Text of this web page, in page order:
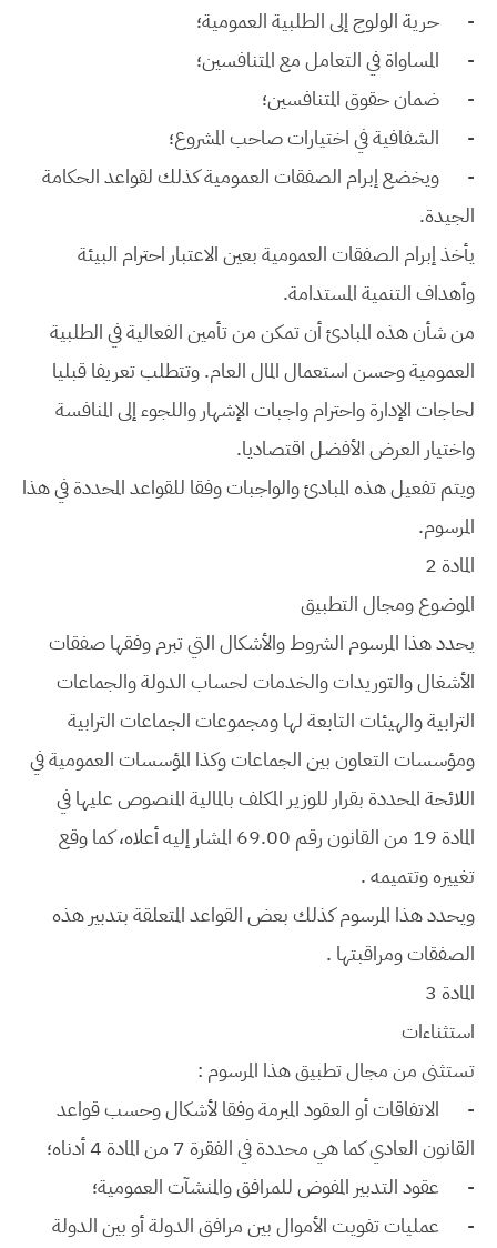
-
حرية الولوج إلى الطلبية العمومية؛
-
المساواة في التعامل مع المتنافسين؛
-
ضمان حقوق المتنافسين؛
-
الشفافية في اختيارات صاحب المشروع؛
-
ويخضع إبرام الصفقات العمومية كذلك لقواعد الحكامة
الجيدة.
يأخذ إبرام الصفقات العمومية بعين الاعتبار احترام البيئة
وأهداف التنمية المستدامة.
من شأن هذه المبادئ أن تمكن من تأمين الفعالية في الطلبية
العمومية وحسن استعمال المال العام. وتتطلب تعريفا قبليا
لحاجات الإدارة واحترام واجبات الإشهار واللجوء إلى المنافسة
واختيار العرض الأفضل اقتصاديا.
ويتم تفعيل هذه المبادئ والواجبات وفقا للقواعد المحددة في هذا
المرسوم.
المادة 2
الموضوع ومجال التطبيق
يحدد هذا المرسوم الشروط والأشكال التي تبرم وفقها صفقات
الأشغال والتوريدات والخدمات لحساب الدولة والجماعات
الترابية والهيئات التابعة لها ومجموعات الجماعات الترابية
ومؤسسات التعاون بين الجماعات وكذا المؤسسات العمومية في
اللائحة المحددة بقرار للوزير المكلف بالمالية المنصوص عليها في
المادة 19 من القانون رقم 69.00 المشار إليه أعلاه، كما وقع
تغييره وتتميمه .
ويحدد هذا المرسوم كذلك بعض القواعد المتعلقة بتدبير هذه
الصفقات ومراقبتها .
المادة 3
استثناءات
تستثنى من مجال تطبيق هذا المرسوم :
-
الاتفاقات أو العقود المبرمة وفقا لأشكال وحسب قواعد
القانون العادي كما هي محددة في الفقرة 7 من المادة 4 أدناه؛
-
عقود التدبير المفوض للمرافق والمنشآت العمومية؛
-
عمليات تفويت الأموال بين مرافق الدولة أو بين الدولة